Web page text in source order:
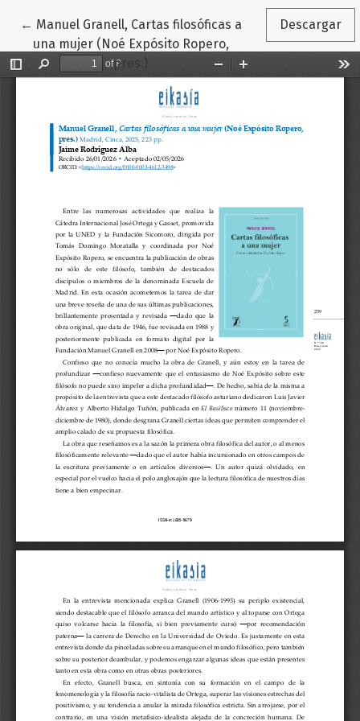
← Volver a los detalles del artículo
Manuel Granell, Cartas filosóficas a
una mujer (Noé Expósito Ropero,
pres.)
Descargar